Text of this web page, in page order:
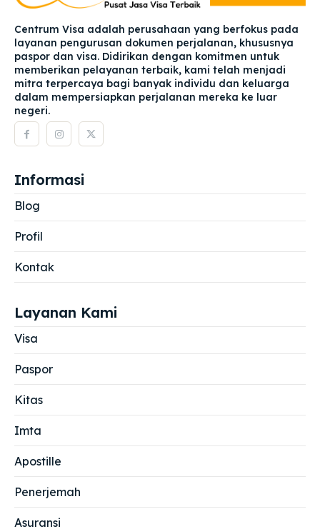
Centrum Visa adalah perusahaan yang berfokus pada
layanan pengurusan dokumen perjalanan, khususnya
paspor dan visa. Didirikan dengan komitmen untuk
memberikan pelayanan terbaik, kami telah menjadi
mitra terpercaya bagi banyak individu dan keluarga
dalam mempersiapkan perjalanan mereka ke luar
negeri.
Informasi
Blog
Profil
Kontak
Layanan Kami
Visa
Paspor
Kitas
Imta
Apostille
Penerjemah
Asuransi